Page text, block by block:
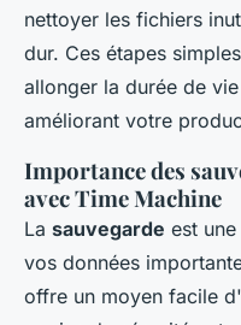
nettoyer les fichiers
dur. Ces étapes
allonger la durée de
améliorant votre
Importance des
avec Time Machine
La sauvegarde est
vos données
offre un moyen facile